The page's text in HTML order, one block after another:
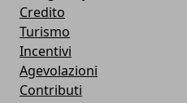
Credito
Turismo
Incentivi
Agevolazioni
Contributi